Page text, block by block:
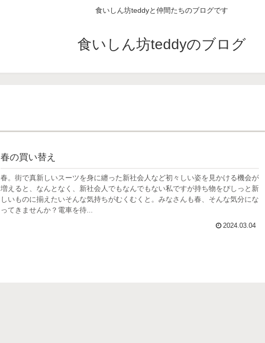
食いしん坊teddyと仲間たちのブログです
食いしん坊teddyのブログ
春の買い替え
春。街で真新しいスーツを身に纏った新社会人など初々しい姿を見かける機会が
増えると、なんとなく、新社会人でもなんでもない私ですが持ち物をぴしっと新
しいものに揃えたいそんな気持ちがむくむくと。みなさんも春、そんな気分にな
ってきませんか？電車を待...
2024.03.04